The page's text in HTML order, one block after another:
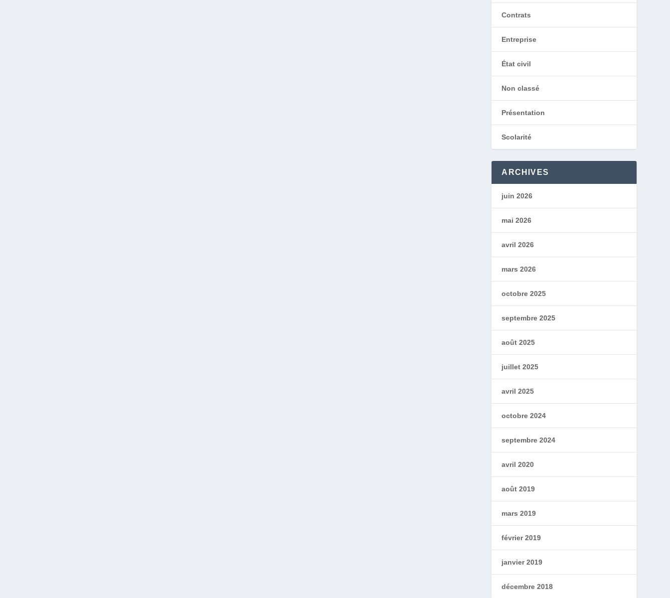
Contrats
Entreprise
État civil
Non classé
Présentation
Scolarité
ARCHIVES
juin 2026
mai 2026
avril 2026
mars 2026
octobre 2025
septembre 2025
août 2025
juillet 2025
avril 2025
octobre 2024
septembre 2024
avril 2020
août 2019
mars 2019
février 2019
janvier 2019
décembre 2018